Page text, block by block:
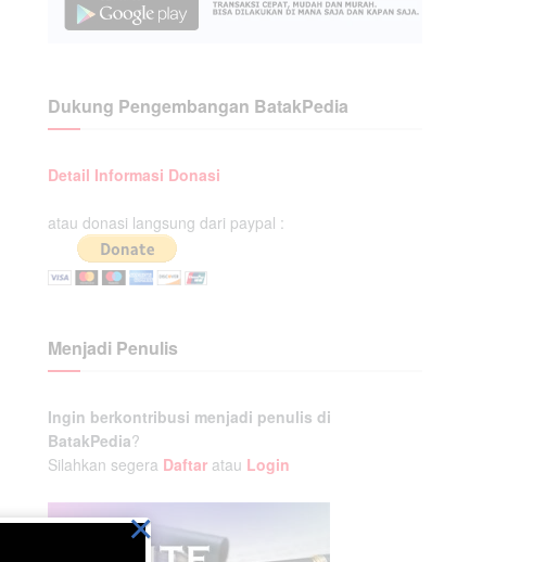
Dukung Pengembangan BatakPedia
Detail Informasi Donasi
atau donasi langsung dari paypal :
Menjadi Penulis
Ingin berkontribusi menjadi penulis di
BatakPedia?
Silahkan segera Daftar atau Login
×